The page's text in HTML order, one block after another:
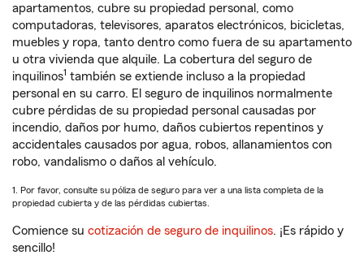
apartamentos, cubre su propiedad personal, como
computadoras, televisores, aparatos electrónicos, bicicletas,
muebles y ropa, tanto dentro como fuera de su apartamento
u otra vivienda que alquile. La cobertura del seguro de
inquilinos1 también se extiende incluso a la propiedad
personal en su carro. El seguro de inquilinos normalmente
cubre pérdidas de su propiedad personal causadas por
incendio, daños por humo, daños cubiertos repentinos y
accidentales causados por agua, robos, allanamientos con
robo, vandalismo o daños al vehículo.
1. Por favor, consulte su póliza de seguro para ver a una lista completa de la
propiedad cubierta y de las pérdidas cubiertas.
Comience su cotización de seguro de inquilinos. ¡Es rápido y
sencillo!